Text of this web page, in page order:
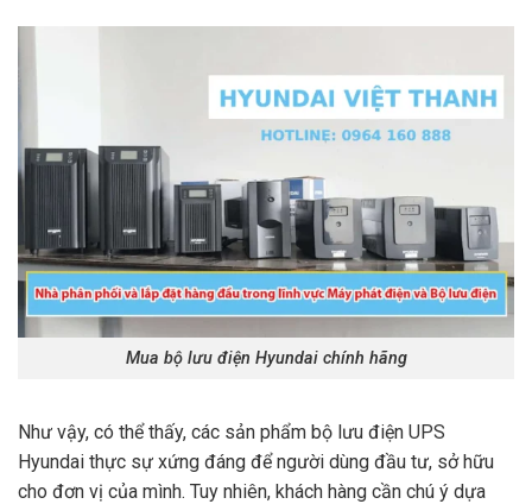
Mua bộ lưu điện Hyundai chính hãng
Như vậy, có thể thấy, các sản phẩm bộ lưu điện UPS
Hyundai thực sự xứng đáng để người dùng đầu tư, sở hữu
cho đơn vị của mình. Tuy nhiên, khách hàng cần chú ý dựa